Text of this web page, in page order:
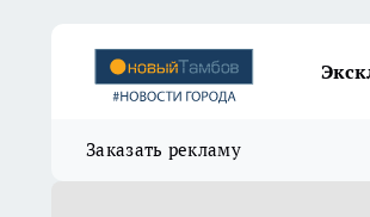
Заказать рекламу